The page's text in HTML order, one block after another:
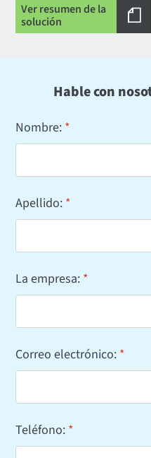
Ver resumen de la
solución
Hable con
Nombre:
Apellido:
La empresa:
Correo electrónico:
Teléfono: